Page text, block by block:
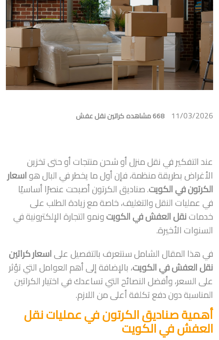
11/03/2026 668 مشاهده كراتين نقل عفش
عند التفكير في نقل منزل أو شحن منتجات أو حتى تخزين
الأغراض بطريقة منظمة، فإن أول ما يخطر في البال هواسعار
الكرتون في الكويت. صناديق الكرتون أصبحت عنصرًا أساسيًا
في عمليات النقل والتغليف، خاصة مع زيادة الطلب على
خدماتنقل العفش في الكويتونمو التجارة الإلكترونية في
السنوات الأخيرة.
في هذا المقال الشامل سنتعرف بالتفصيل علىاسعار كراتين
نقل العفش في الكويت، بالإضافة إلى أهم العوامل التي تؤثر
على السعر، وأفضل النصائح التي تساعدك في اختيار الكراتين
المناسبة دون دفع تكلفة أعلى من اللازم.
أهمية صناديق الكرتون في عمليات نقل
العفش في الكويت